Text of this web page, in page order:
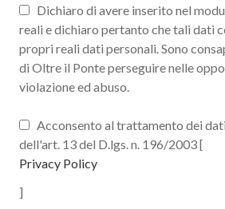
Dichiaro di avere inserito nel
reali e dichiaro pertanto che tali dati
propri reali dati personali. Sono
di Oltre il Ponte perseguire nelle
violazione ed abuso.
Acconsento al trattamento dei
dell'art. 13 del D.lgs. n. 196/2003 [
Privacy Policy
]